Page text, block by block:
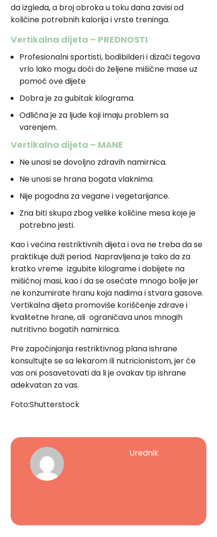
da izgleda, a broj obroka u toku dana zavisi od
količine potrebnih kalorija i vrste treninga.
Vertikalna dijeta – PREDNOSTI
Profesionalni sportisti, bodibilderi i dizači tegova
vrlo lako mogu doći do željene mišićne mase uz
pomoć ove dijete
Dobra je za gubitak kilograma.
Odlična je za ljude koji imaju problem sa
varenjem.
Vertikalna dijeta – MANE
Ne unosi se dovoljno zdravih namirnica.
Ne unosi se hrana bogata vlaknima.
Nije pogodna za vegane i vegetarijance.
Zna biti skupa zbog velike količine mesa koje je
potrebno jesti.
Kao i većina restriktivnih dijeta i ova ne treba da se
praktikuje duži period. Napravljena je tako da za
kratko vreme izgubite kilograme i dobijete na
mišićnoj masi, kao i da se osećate mnogo bolje jer
ne konzumirate hranu koja nadima i stvara gasove.
Vertikalna dijeta promoviše korišćenje zdrave i
kvalitetne hrane, ali ograničava unos mnogih
nutritivno bogatih namirnica.
Pre započinjanja restriktivnog plana ishrane
konsultujte se sa lekarom ili nutricionistom, jer će
vas oni posavetovati da li je ovakav tip ishrane
adekvatan za vas.
Foto:Shutterstock
Urednik